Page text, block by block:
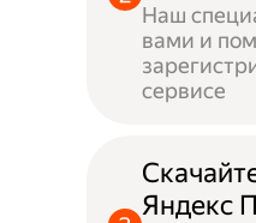
Наш
вами и
сервисе
Яндекс